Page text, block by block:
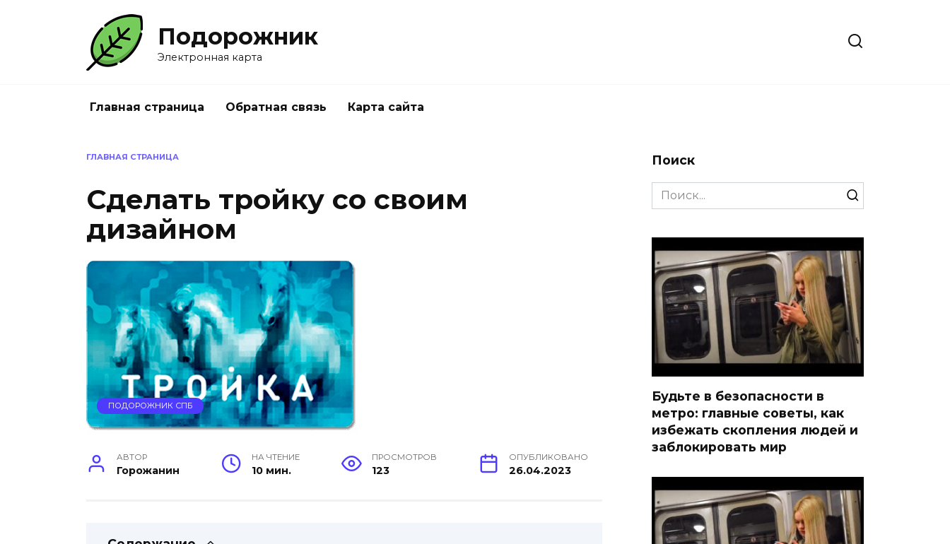
Подорожник
Электронная карта
Главная страница Обратная связь Карта сайта
ГЛАВНАЯ СТРАНИЦА
Сделать тройку со своим
дизайном
ПОДОРОЖНИК СПБ
АВТОР
Горожанин
НА ЧТЕНИЕ
10 мин.
ПРОСМОТРОВ
123
ОПУБЛИКОВАНО
26.04.2023
Поиск
Search
for:
Будьте в безопасности в
метро: главные советы, как
избежать скопления людей и
заблокировать мир